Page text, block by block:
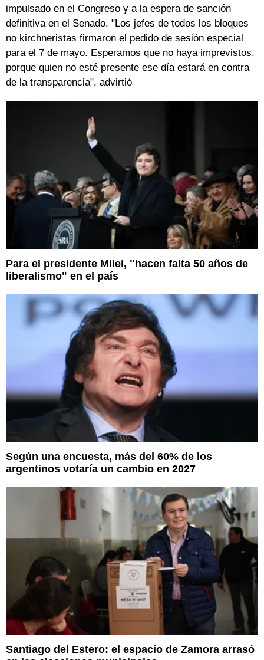
impulsado en el Congreso y a la espera de sanción
definitiva en el Senado. "Los jefes de todos los bloques
no kirchneristas firmaron el pedido de sesión especial
para el 7 de mayo. Esperamos que no haya imprevistos,
porque quien no esté presente ese día estará en contra
de la transparencia", advirtió
Para el presidente Milei, "hacen falta 50 años de
liberalismo" en el país
Según una encuesta, más del 60% de los
argentinos votaría un cambio en 2027
Santiago del Estero: el espacio de Zamora arrasó